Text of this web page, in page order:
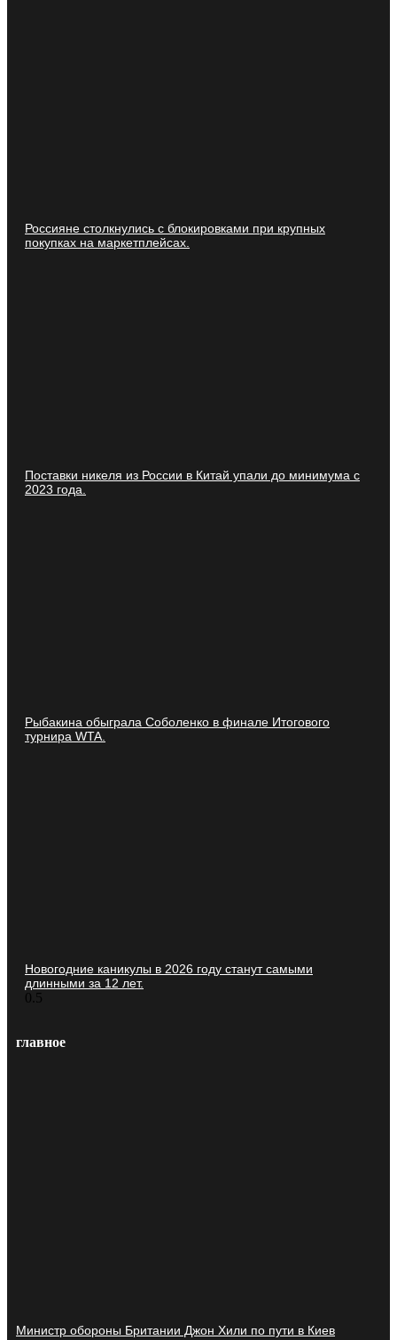
Россияне столкнулись с блокировками при крупных
покупках на маркетплейсах.
Поставки никеля из России в Китай упали до минимума с
2023 года.
Рыбакина обыграла Соболенко в финале Итогового
турнира WTA.
Новогодние каникулы в 2026 году станут самыми
длинными за 12 лет.
главное
Министр обороны Британии Джон Хили по пути в Киев